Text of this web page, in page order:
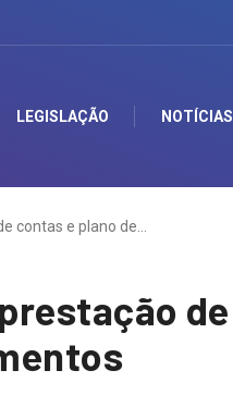
LEGISLAÇÃO NOTÍCIAS
contas e plano de…
de